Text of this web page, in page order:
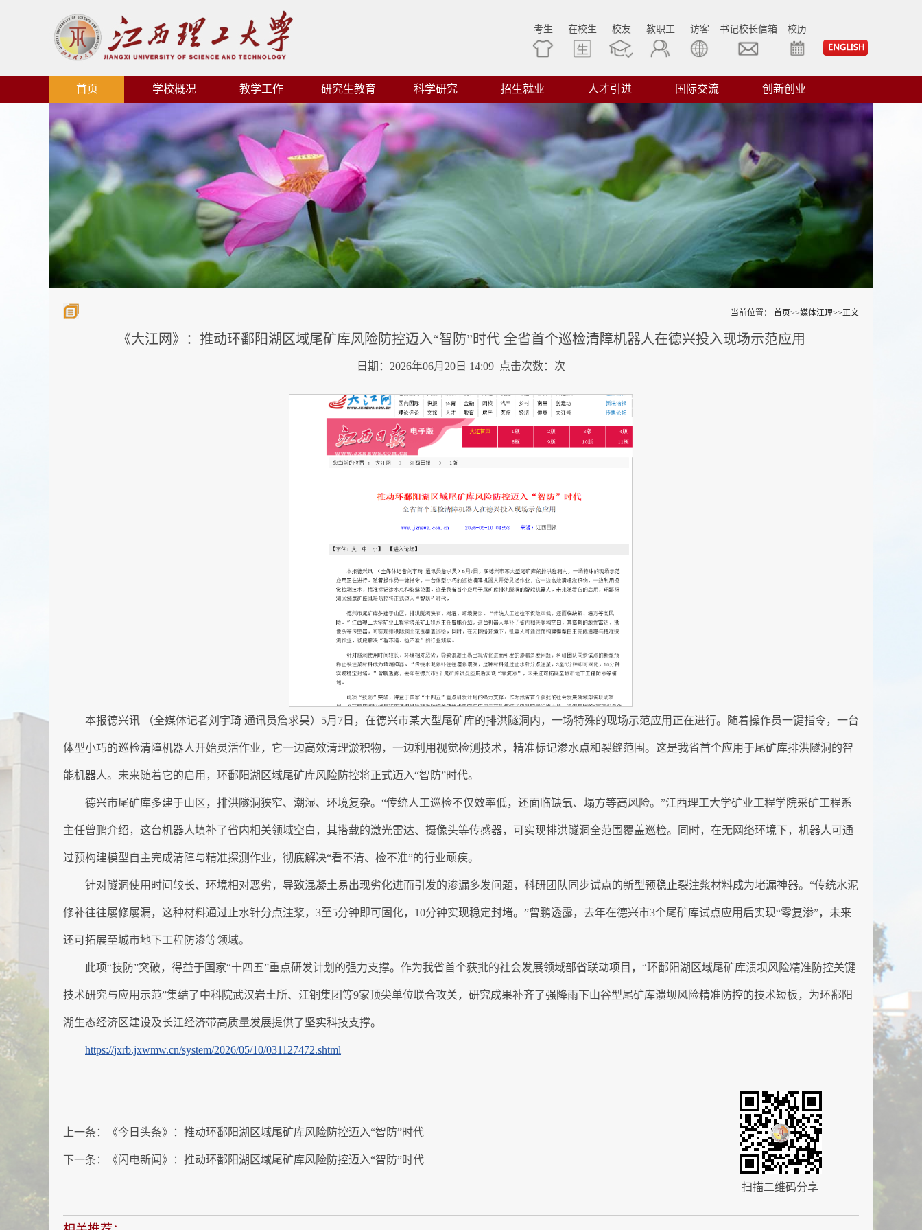
考生 在校生 校友 教职工 访客 书记校长信箱 校历
首页 学校概况 教学工作 研究生教育 科学研究 招生就业 人才引进 国际交流 创新创业
当前位置： 首页>>媒体江理>>正文
《大江网》：推动环鄱阳湖区域尾矿库风险防控迈入“智防”时代 全省首个巡检清障机器人在德兴投入现场示范应用
日期：2026年06月20日 14:09 点击次数： 次
本报德兴讯 （全媒体记者刘宇琦 通讯员詹求昊）5月7日，在德兴市某大型尾矿库的排洪隧洞内，一场特殊的现场示范应用正在进行。随着操作员一键指令，一台
体型小巧的巡检清障机器人开始灵活作业，它一边高效清理淤积物，一边利用视觉检测技术，精准标记渗水点和裂缝范围。这是我省首个应用于尾矿库排洪隧洞的智
能机器人。未来随着它的启用，环鄱阳湖区域尾矿库风险防控将正式迈入“智防”时代。
德兴市尾矿库多建于山区，排洪隧洞狭窄、潮湿、环境复杂。“传统人工巡检不仅效率低，还面临缺氧、塌方等高风险。”江西理工大学矿业工程学院采矿工程系
主任曾鹏介绍，这台机器人填补了省内相关领域空白，其搭载的激光雷达、摄像头等传感器，可实现排洪隧洞全范围覆盖巡检。同时，在无网络环境下，机器人可通
过预构建模型自主完成清障与精准探测作业，彻底解决“看不清、检不准”的行业顽疾。
针对隧洞使用时间较长、环境相对恶劣，导致混凝土易出现劣化进而引发的渗漏多发问题，科研团队同步试点的新型预稳止裂注浆材料成为堵漏神器。“传统水泥
修补往往屡修屡漏，这种材料通过止水针分点注浆，3至5分钟即可固化，10分钟实现稳定封堵。”曾鹏透露，去年在德兴市3个尾矿库试点应用后实现“零复渗”，未来
还可拓展至城市地下工程防渗等领域。
此项“技防”突破，得益于国家“十四五”重点研发计划的强力支撑。作为我省首个获批的社会发展领域部省联动项目，“环鄱阳湖区域尾矿库溃坝风险精准防控关键
技术研究与应用示范”集结了中科院武汉岩土所、江铜集团等9家顶尖单位联合攻关，研究成果补齐了强降雨下山谷型尾矿库溃坝风险精准防控的技术短板，为环鄱阳
湖生态经济区建设及长江经济带高质量发展提供了坚实科技支撑。
https://jxrb.jxwmw.cn/system/2026/05/10/031127472.shtml
上一条： 《今日头条》：推动环鄱阳湖区域尾矿库风险防控迈入“智防”时代
下一条： 《闪电新闻》：推动环鄱阳湖区域尾矿库风险防控迈入“智防”时代
扫描二维码分享